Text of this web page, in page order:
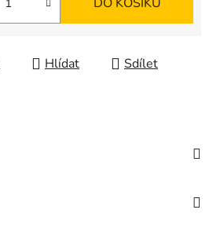
Hlídat Sdílet